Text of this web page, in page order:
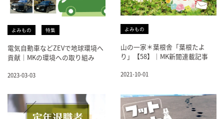
よみもの 特集
電気自動車などZEVで地球環境へ
貢献｜MKの環境への取り組み
2023-03-03
よみもの
山の一家＊葉根舎「葉根たよ
り」【58】｜MK新聞連載記事
2021-10-01